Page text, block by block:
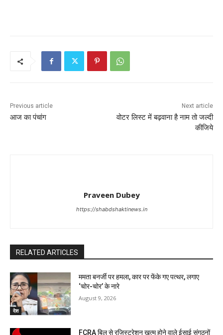
Previous article
आज का पंचांग
Next article
वोटर लिस्ट में बढ़वाना है नाम तो जल्दी
कीजिये
Praveen Dubey
https://shabdshaktinews.in
RELATED ARTICLES
देश
ममता बनर्जी पर हमला, कार पर फेंके गए पत्थर, लगाए
‘चोर-चोर’ के नारे
August 9, 2026
FCRA बिल से रजिस्ट्रेशन खत्म होने वाले ईसाई संगठनों